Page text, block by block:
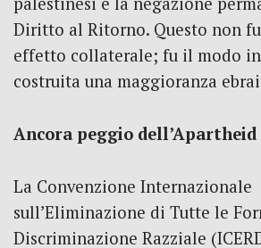
Diritto al Ritorno. Questo non
effetto collaterale; fu il modo
costruita una maggioranza
Ancora peggio dell’Apartheid
La Convenzione Internazionale
sull’Eliminazione di Tutte le
Discriminazione Razziale